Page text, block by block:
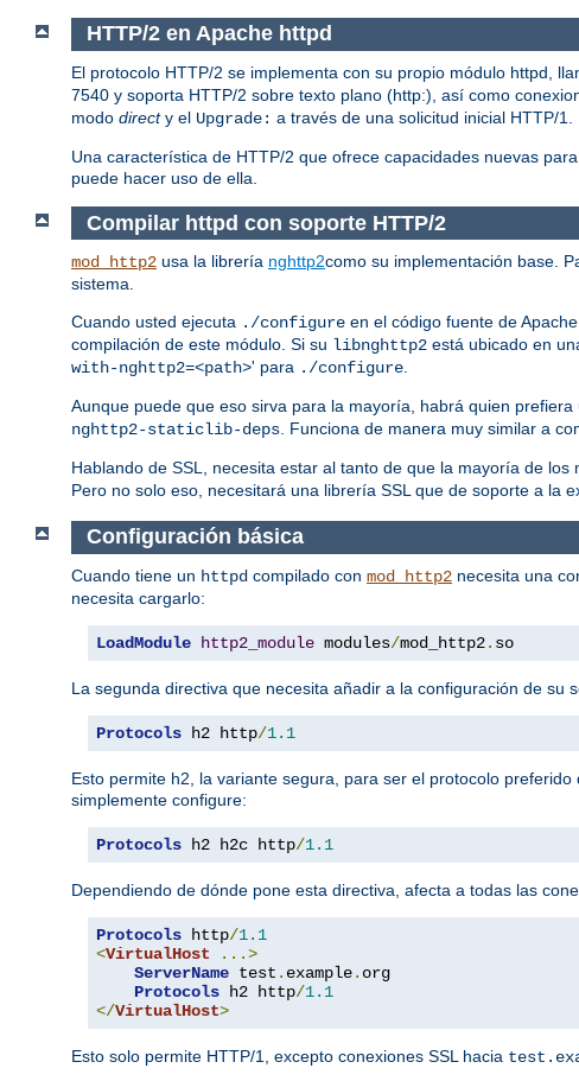
HTTP/2 en Apache httpd
El protocolo HTTP/2 se implementa con su propio módulo httpd,
7540 y soporta HTTP/2 sobre texto plano (http:), así como
modo directy el Upgrade: a través de una solicitud inicial HTTP/1.
Una característica de HTTP/2 que ofrece capacidades nuevas
puede hacer uso de ella.
Compilar httpd con soporte HTTP/2
mod_http2 usa la librería nghttp2como su implementación base.
sistema.
Cuando usted ejecuta ./configure en el código fuente de
compilación de este módulo. Si su libnghttp2 está ubicado en
with-nghttp2=<path>' para ./configure.
Aunque puede que eso sirva para la mayoría, habrá quien prefiera
nghttp2-staticlib-deps. Funciona de manera muy similar a
Hablando de SSL, necesita estar al tanto de que la mayoría de
Pero no solo eso, necesitará una librería SSL que de soporte a la
Configuración básica
Cuando tiene un httpd compilado con mod_http2 necesita una
necesita cargarlo:
LoadModule http2_module modules/mod_http2. so
La segunda directiva que necesita añadir a la configuración de su
Protocols h2 http/1.1
Esto permite h2, la variante segura, para ser el protocolo
simplemente configure:
Protocols h2 h2c http/1.1
Dependiendo de dónde pone esta directiva, afecta a todas las
Protocols http/1.1
<VirtualHost
...>
ServerName test . example. org
Protocols h2 http/1.1
</VirtualHost>
Esto solo permite HTTP/1, excepto conexiones SSL hacia